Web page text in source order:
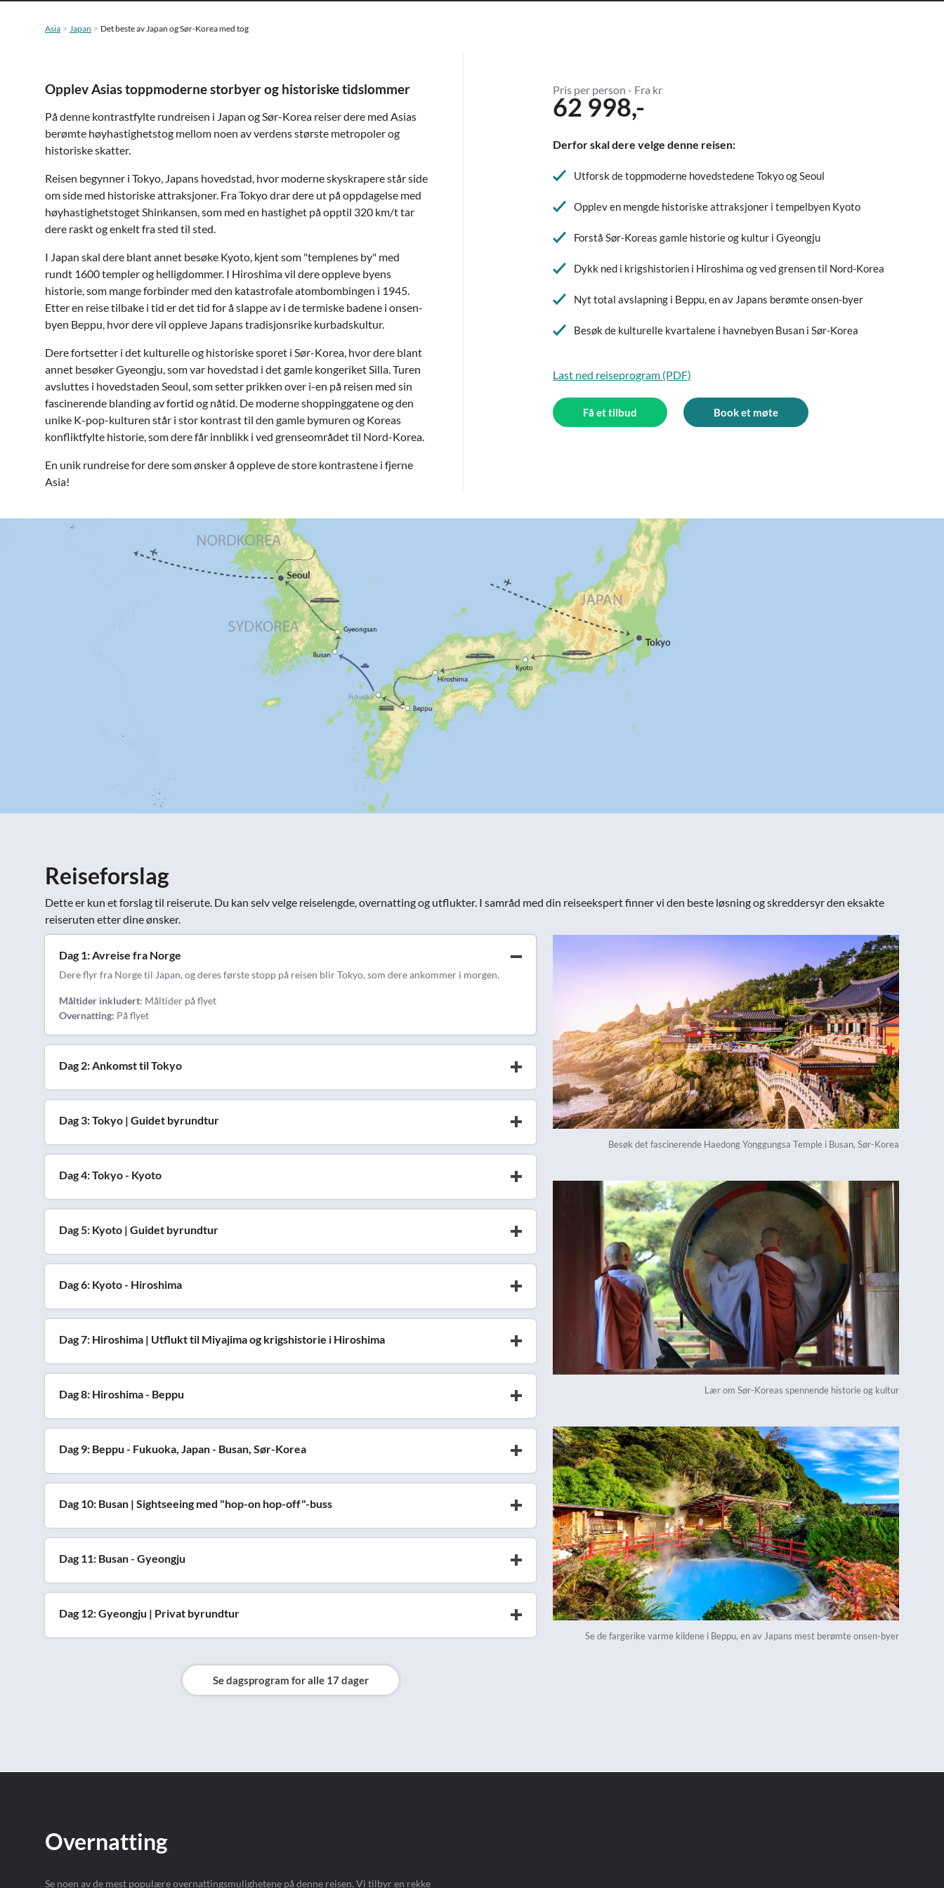
Asia Japan Det beste av Japan og Sør-Korea med tog
Opplev Asias toppmoderne storbyer og historiske tidslommer
På denne kontrastfylte rundreisen i Japan og Sør-Korea reiser dere med Asias
berømte høyhastighetstog mellom noen av verdens største metropoler og
historiske skatter.
Reisen begynner i Tokyo, Japans hovedstad, hvor moderne skyskrapere står side
om side med historiske attraksjoner. Fra Tokyo drar dere ut på oppdagelse med
høyhastighetstoget Shinkansen, som med en hastighet på opptil 320 km/t tar
dere raskt og enkelt fra sted til sted.
I Japan skal dere blant annet besøke Kyoto, kjent som "templenes by" med
rundt 1600 templer og helligdommer. I Hiroshima vil dere oppleve byens
historie, som mange forbinder med den katastrofale atombombingen i 1945.
Etter en reise tilbake i tid er det tid for å slappe av i de termiske badene i onsen-
byen Beppu, hvor dere vil oppleve Japans tradisjonsrike kurbadskultur.
Dere fortsetter i det kulturelle og historiske sporet i Sør-Korea, hvor dere blant
annet besøker Gyeongju, som var hovedstad i det gamle kongeriket Silla. Turen
avsluttes i hovedstaden Seoul, som setter prikken over i-en på reisen med sin
fascinerende blanding av fortid og nåtid. De moderne shoppinggatene og den
unike K-pop-kulturen står i stor kontrast til den gamle bymuren og Koreas
konfliktfylte historie, som dere får innblikk i ved grenseområdet til Nord-Korea.
En unik rundreise for dere som ønsker å oppleve de store kontrastene i fjerne
Asia!
Pris per person - Fra kr
62 998,-
Derfor skal dere velge denne reisen:
Utforsk de toppmoderne hovedstedene Tokyo og Seoul
Opplev en mengde historiske attraksjoner i tempelbyen Kyoto
Forstå Sør-Koreas gamle historie og kultur i Gyeongju
Dykk ned i krigshistorien i Hiroshima og ved grensen til Nord-Korea
Nyt total avslapning i Beppu, en av Japans berømte onsen-byer
Besøk de kulturelle kvartalene i havnebyen Busan i Sør-Korea
Last ned reiseprogram (PDF)
Få et tilbud Book et møte
Reiseforslag
Dette er kun et forslag til reiserute. Du kan selv velge reiselengde, overnatting og utflukter. I samråd med din reiseekspert finner vi den beste løsning og skreddersyr den eksakte
reiseruten etter dine ønsker.
Dag 1: Avreise fra Norge
Dere flyr fra Norge til Japan, og deres første stopp på reisen blir Tokyo, som dere ankommer i morgen.
Måltider inkludert: Måltider på flyet
Overnatting: På flyet
Dag 2: Ankomst til Tokyo
Dag 3: Tokyo | Guidet byrundtur
Dag 4: Tokyo - Kyoto
Dag 5: Kyoto | Guidet byrundtur
Dag 6: Kyoto - Hiroshima
Dag 7: Hiroshima | Utflukt til Miyajima og krigshistorie i Hiroshima
Dag 8: Hiroshima - Beppu
Dag 9: Beppu - Fukuoka, Japan - Busan, Sør-Korea
Dag 10: Busan | Sightseeing med "hop-on hop-off"-buss
Dag 11: Busan - Gyeongju
Dag 12: Gyeongju | Privat byrundtur
Se dagsprogram for alle 17 dager
Besøk det fascinerende Haedong Yonggungsa Temple i Busan, Sør-Korea
Lær om Sør-Koreas spennende historie og kultur
Se de fargerike varme kildene i Beppu, en av Japans mest berømte onsen-byer
Overnatting
Se noen av de mest populære overnattingsmulighetene på denne reisen. Vi tilbyr en rekke